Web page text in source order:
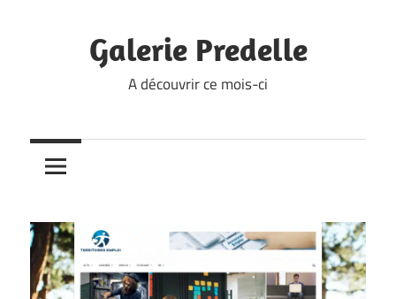
Galerie Predelle
A découvrir ce mois-ci